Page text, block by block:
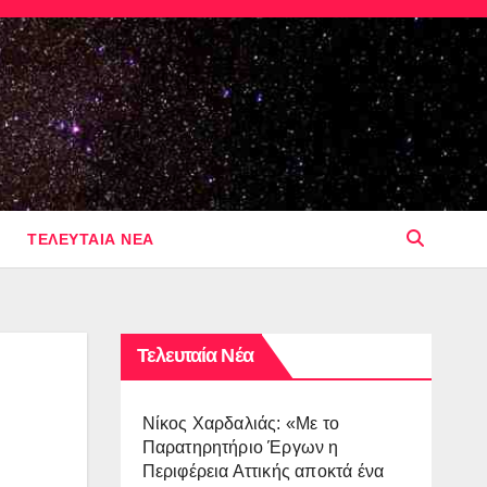
ΤΕΛΕΥΤΑΙΑ ΝΕΑ
Τελευταία Νέα
Νίκος Χαρδαλιάς: «Με το
Παρατηρητήριο Έργων η
Περιφέρεια Αττικής αποκτά ένα